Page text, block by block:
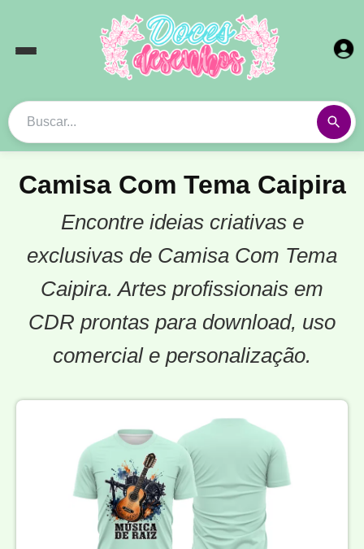
Camisa Com Tema Caipira
Encontre ideias criativas e
exclusivas de Camisa Com Tema
Caipira. Artes profissionais em
CDR prontas para download, uso
comercial e personalização.